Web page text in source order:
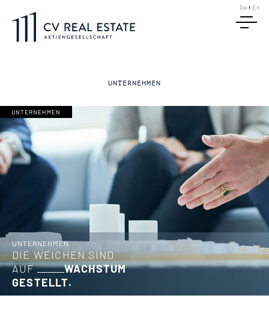
De En
UNTERNEHMEN
UNTERNEHMEN
UNTERNEHMEN
DIE WEICHEN SIND
AUF
WACHSTUM
GESTELLT.